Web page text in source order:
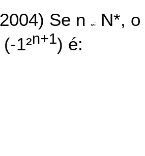
Se n N*, o
1²n+1) é: